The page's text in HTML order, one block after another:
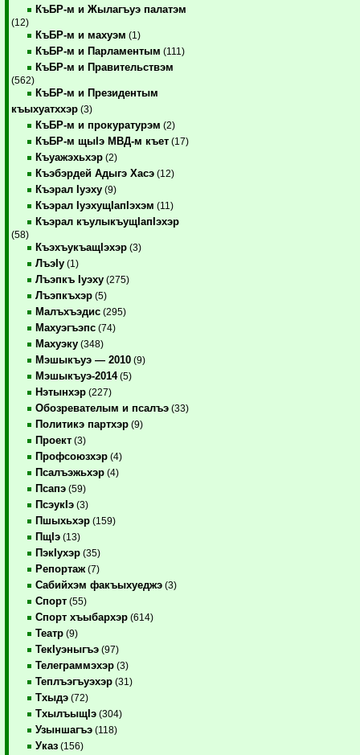
КъБР-м и Жылагъуэ палатэм
(12)
КъБР-м и махуэм (1)
КъБР-м и Парламентым (111)
КъБР-м и Правительствэм
(562)
КъБР-м и Президентым
къыхуатххэр (3)
КъБР-м и прокуратурэм (2)
КъБР-м щыIэ МВД-м къет (17)
Къуажэхьхэр (2)
Къэбэрдей Адыгэ Хасэ (12)
Къэрал Iуэху (9)
Къэрал IуэхущIапIэхэм (11)
Къэрал къулыкъущIапIэхэр
(58)
КъэхъукъащIэхэр (3)
ЛъэIу (1)
Лъэпкъ Iуэху (275)
Лъэпкъхэр (5)
Малъхъэдис (295)
Махуэгъэпс (74)
Махуэку (348)
Мэшыкъуэ — 2010 (9)
Мэшыкъуэ-2014(5)
Нэтынхэр (227)
Обозревателым и псалъэ (33)
Политикэ партхэр (9)
Проект (3)
Профсоюзхэр (4)
Псалъэжьхэр (4)
Псапэ (59)
ПсэукIэ (3)
Пшыхьхэр (159)
ПщIэ (13)
ПэкIухэр (35)
Репортаж (7)
Сабийхэм факъыхуеджэ (3)
Спорт (55)
Спорт хъыбархэр (614)
Театр (9)
ТекIуэныгъэ (97)
Телеграммэхэр (3)
Теплъэгъуэхэр (31)
Тхыдэ (72)
ТхылъыщIэ (304)
Узыншагъэ (118)
Указ (156)